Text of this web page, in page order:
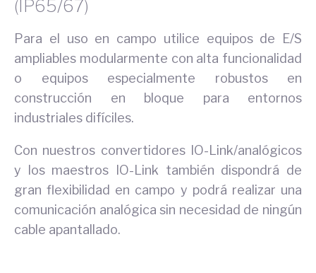
(IP65/67)
Para el uso en campo utilice equipos de E/S
ampliables modularmente con alta funcionalidad
o equipos especialmente robustos en
construcción en bloque para entornos
industriales difíciles.
Con nuestros convertidores IO-Link/analógicos
y los maestros IO-Link también dispondrá de
gran flexibilidad en campo y podrá realizar una
comunicación analógica sin necesidad de ningún
cable apantallado.